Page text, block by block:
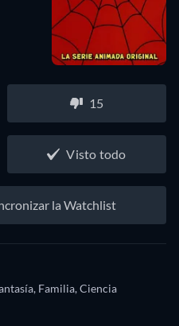
15
Visto todo
la Watchlist
Familia, Ciencia